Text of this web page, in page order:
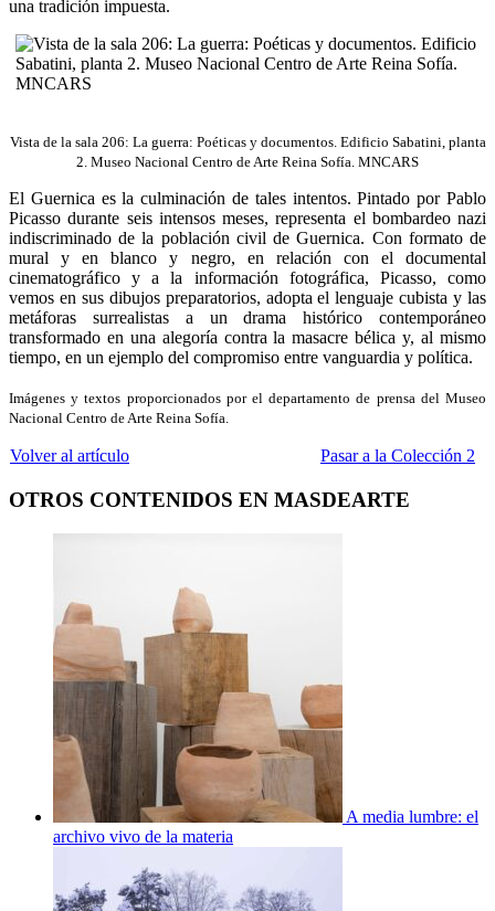
una tradición impuesta.
Vista de la sala 206: La guerra: Poéticas y documentos. Edificio Sabatini, planta
2. Museo Nacional Centro de Arte Reina Sofía. MNCARS
El Guernica es la culminación de tales intentos. Pintado por Pablo
Picasso durante seis intensos meses, representa el bombardeo nazi
indiscriminado de la población civil de Guernica. Con formato de
mural y en blanco y negro, en relación con el documental
cinematográfico y a la información fotográfica, Picasso, como
vemos en sus dibujos preparatorios, adopta el lenguaje cubista y las
metáforas surrealistas a un drama histórico contemporáneo
transformado en una alegoría contra la masacre bélica y, al mismo
tiempo, en un ejemplo del compromiso entre vanguardia y política.
Imágenes y textos proporcionados por el departamento de prensa del Museo
Nacional Centro de Arte Reina Sofía.
Volver al artículo Pasar a la Colección 2
OTROS CONTENIDOS EN MASDEARTE
A media lumbre: el
archivo vivo de la materia